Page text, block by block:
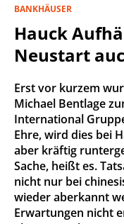
BANKHÄUSER
Hauck
Neustart
Erst vor kurzem
Michael Bentlage
International
Ehre, wird dies bei
aber kräftig
Sache, heißt es.
nicht nur bei
wieder aberkannt
Erwartungen nicht